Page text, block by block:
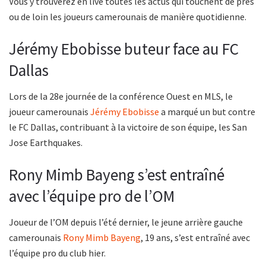
ou de loin les joueurs camerounais de manière quotidienne.
Jérémy Ebobisse buteur face au FC
Dallas
Lors de la 28e journée de la conférence Ouest en MLS, le
joueur camerounais Jérémy Ebobisse a marqué un but contre
le FC Dallas, contribuant à la victoire de son équipe, les San
Jose Earthquakes.
Rony Mimb Bayeng s’est entraîné
avec l’équipe pro de l’OM
Joueur de l’OM depuis l’été dernier, le jeune arrière gauche
camerounais Rony Mimb Bayeng, 19 ans, s’est entraîné avec
l’équipe pro du club hier.